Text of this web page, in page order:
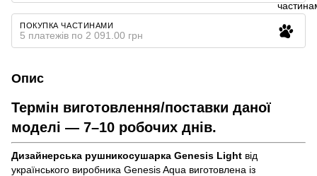
ПОКУПКА ЧАСТИНАМИ
5 платежів по 2 091.00 грн
Опис
Термін виготовлення/поставки даної
моделі — 7–10 робочих днів.
Дизайнерська рушникосушарка Genesis Light від
українського виробника Genesis Aqua виготовлена із